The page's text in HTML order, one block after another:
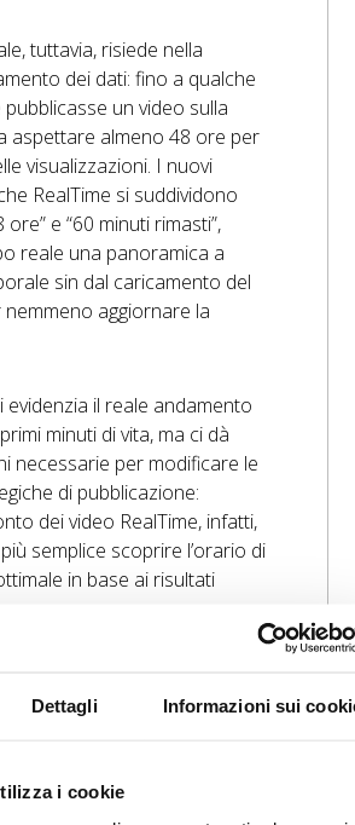
Dettagli Informazioni sui
i cookie
tuttavia, risiede nella
dei dati: fino a qualche
un video sulla
aspettare almeno 48 ore per
visualizzazioni. I nuovi
RealTime si suddividono
ore” e “60 minuti rimasti”,
reale una panoramica a
sin dal caricamento del
aggiornare la
il reale andamento
minuti di vita, ma ci dà
necessarie per modificare le
di pubblicazione:
dei video RealTime, infatti,
semplice scoprire l’orario di
in base ai risultati
non aveva senso di esistere.